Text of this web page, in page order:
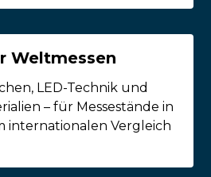
Weltmessen
LED-Technik und
– für Messestände in
internationalen Vergleich